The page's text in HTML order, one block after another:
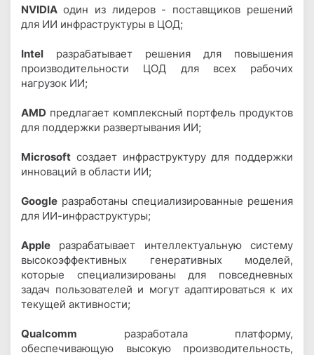
NVIDIA один из лидеров - поставщиков решений
для ИИ инфраструктуры в ЦОД;
Intel разрабатывает решения для повышения
производительности ЦОД для всех рабочих
нагрузок ИИ;
AMD предлагает комплексный портфель продуктов
для поддержки развертывания ИИ;
Microsoft создает инфраструктуру для поддержки
инноваций в области ИИ;
Google разработаны специализированные решения
для ИИ-инфраструктуры;
Apple разрабатывает интеллектуальную систему
высокоэффективных генеративных моделей,
которые специализированы для повседневных
задач пользователей и могут адаптироваться к их
текущей активности;
Qualcomm разработала платформу,
обеспечивающую высокую производительность,